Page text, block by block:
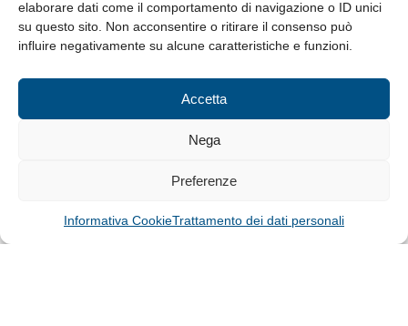
elaborare dati come il comportamento di navigazione o ID unici
su questo sito. Non acconsentire o ritirare il consenso può
influire negativamente su alcune caratteristiche e funzioni.
Accetta
Nega
Preferenze
Informativa CookieTrattamento dei dati personali
© Tutti i diritti riservati
Privacy Policy e Cookie|Informativa Cookie